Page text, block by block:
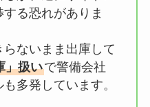
る恐れがありま
ないまま出庫して
」扱いで警備会社
多発しています。